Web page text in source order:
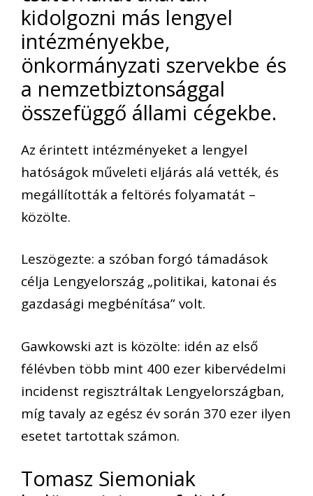
kidolgozni más lengyel
intézményekbe,
önkormányzati szervekbe és
a nemzetbiztonsággal
összefüggő állami cégekbe.
Az érintett intézményeket a lengyel
hatóságok műveleti eljárás alá vették, és
megállították a feltörés folyamatát –
közölte.
Leszögezte: a szóban forgó támadások
célja Lengyelország „politikai, katonai és
gazdasági megbénítása” volt.
Gawkowski azt is közölte: idén az első
félévben több mint 400 ezer kibervédelmi
incidenst regisztráltak Lengyelországban,
míg tavaly az egész év során 370 ezer ilyen
esetet tartottak számon.
Tomasz Siemoniak